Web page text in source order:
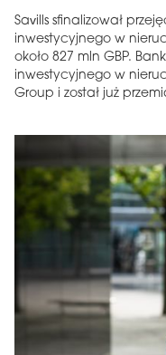
Savills sfinalizował
inwestycyjnego w
około 827 mln GBP.
inwestycyjnego w
Group i został już